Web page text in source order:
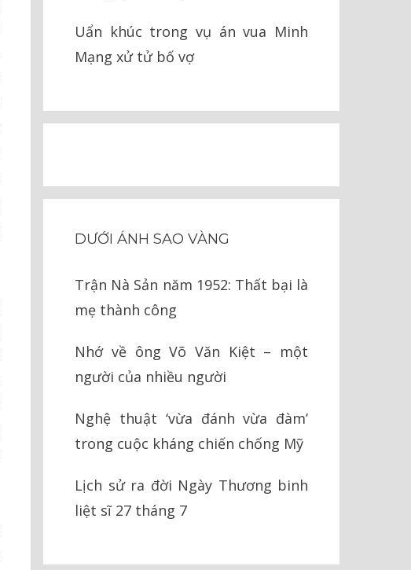
Uẩn khúc trong vụ án vua Minh
Mạng xử tử bố vợ
DƯỚI ÁNH SAO VÀNG
Trận Nà Sản năm 1952: Thất bại là
mẹ thành công
Nhớ về ông Võ Văn Kiệt – một
người của nhiều người
Nghệ thuật ‘vừa đánh vừa đàm’
trong cuộc kháng chiến chống Mỹ
Lịch sử ra đời Ngày Thương binh
liệt sĩ 27 tháng 7